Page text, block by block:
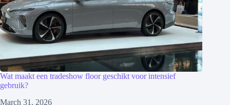
Wat maakt een tradeshow floor geschikt voor intensief
gebruik?
March 31, 2026